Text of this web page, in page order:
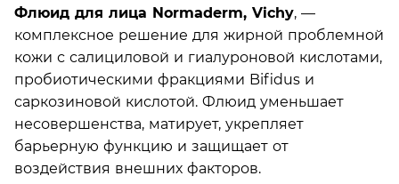
Флюид для лица Normaderm, Vichy, —
комплексное решение для жирной проблемной
кожи с салициловой и гиалуроновой кислотами,
пробиотическими фракциями Bifidus и
саркозиновой кислотой. Флюид уменьшает
несовершенства, матирует, укрепляет
барьерную функцию и защищает от
воздействия внешних факторов.